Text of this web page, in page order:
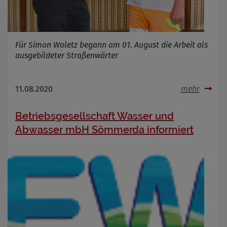
Für Simon Woletz begann am 01. August die Arbeit als
ausgebildeter Straßenwärter
11.08.2020 mehr
Betriebsgesellschaft Wasser und
Abwasser mbH Sömmerda informiert
Infos schließen